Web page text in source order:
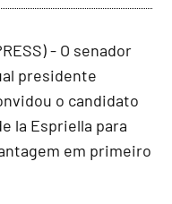
- O senador
presidente
o candidato
la Espriella para
em primeiro